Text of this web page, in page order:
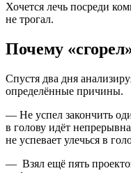
Хочется лечь посреди
не трогал.
Почему «
Спустя два дня
определённые причины.
— Не успел закончить
в голову идёт
не успевает улечься в
— Взял ещё пять